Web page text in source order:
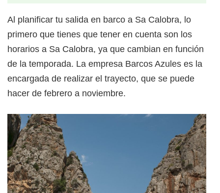
Al planificar tu salida en barco a Sa Calobra, lo
primero que tienes que tener en cuenta son los
horarios a Sa Calobra, ya que cambian en función
de la temporada. La empresa Barcos Azules es la
encargada de realizar el trayecto, que se puede
hacer de febrero a noviembre.